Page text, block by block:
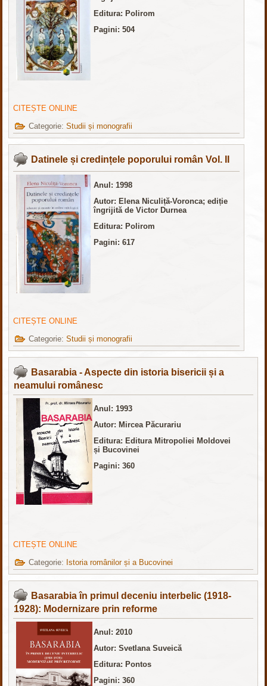
Editura: Polirom
Pagini: 504
CITEȘTE ONLINE
Categorie:Studii și monografii
Datinele și credințele poporului român Vol. II
Anul: 1998
Autor: Elena Niculiță-Voronca; ediție
îngrijită de Victor Durnea
Editura: Polirom
Pagini: 617
CITEȘTE ONLINE
Categorie:Studii și monografii
Basarabia - Aspecte din istoria bisericii și a
neamului românesc
Anul: 1993
Autor: Mircea Păcurariu
Editura: Editura Mitropoliei Moldovei
și Bucovinei
Pagini: 360
CITEȘTE ONLINE
Categorie: Istoria românilor și a Bucovinei
Basarabia în primul deceniu interbelic (1918-
1928): Modernizare prin reforme
Anul: 2010
Autor: Svetlana Suveică
Editura: Pontos
Pagini: 360